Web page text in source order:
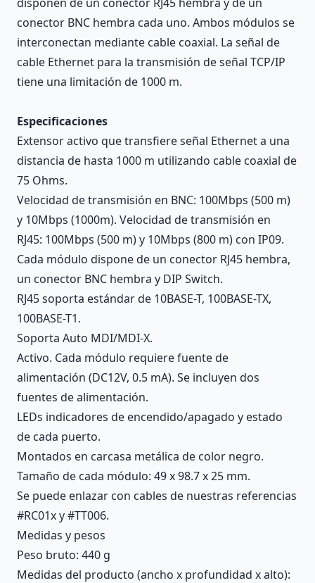
conector BNC hembra cada uno. Ambos módulos se
interconectan mediante cable coaxial. La señal de
cable Ethernet para la transmisión de señal TCP/IP
tiene una limitación de 1000 m.
Especificaciones
Extensor activo que transfiere señal Ethernet a una
distancia de hasta 1000 m utilizando cable coaxial de
75 Ohms.
Velocidad de transmisión en BNC: 100Mbps (500 m)
y 10Mbps (1000m). Velocidad de transmisión en
RJ45: 100Mbps (500 m) y 10Mbps (800 m) con IP09.
Cada módulo dispone de un conector RJ45 hembra,
un conector BNC hembra y DIP Switch.
RJ45 soporta estándar de 10BASE-T, 100BASE-TX,
100BASE-T1.
Soporta Auto MDI/MDI-X.
Activo. Cada módulo requiere fuente de
alimentación (DC12V, 0.5 mA). Se incluyen dos
fuentes de alimentación.
LEDs indicadores de encendido/apagado y estado
de cada puerto.
Montados en carcasa metálica de color negro.
Tamaño de cada módulo: 49 x 98.7 x 25 mm.
Se puede enlazar con cables de nuestras referencias
#RC01x y #TT006.
Medidas y pesos
Peso bruto: 440 g
Medidas del producto (ancho x profundidad x alto):